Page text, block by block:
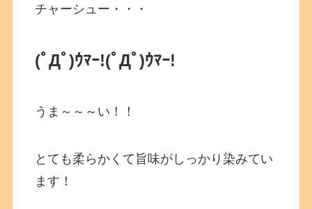
チャーシュー・・・
(ﾟДﾟ)ｳﾏｰ!(ﾟДﾟ)ｳﾏｰ!
うま～～～い！！
とても柔らかくて旨味がしっかり染みてい
ます！